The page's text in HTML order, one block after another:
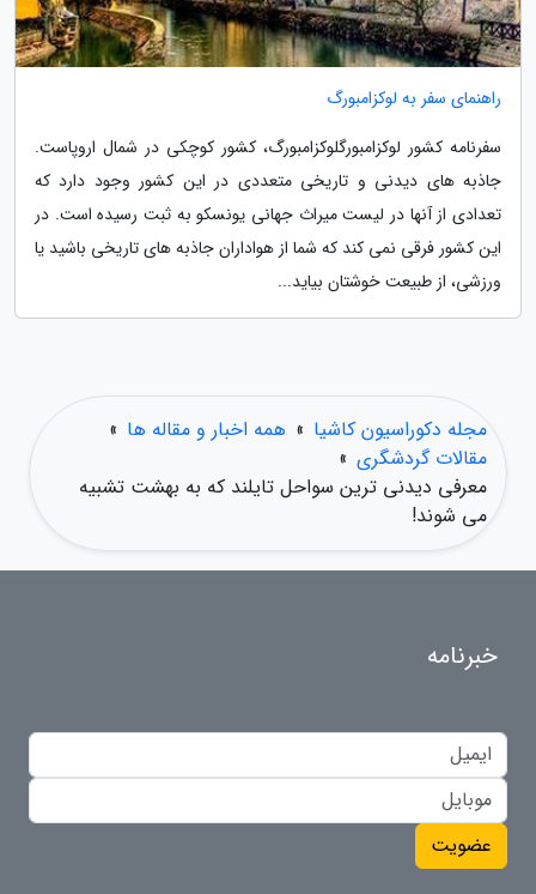
راهنمای سفر به لوکزامبورگ
سفرنامه کشور لوکزامبورگلوکزامبورگ، کشور کوچکی در شمال اروپاست.
جاذبه های دیدنی و تاریخی متعددی در این کشور وجود دارد که
تعدادی از آنها در لیست میراث جهانی یونسکو به ثبت رسیده است. در
این کشور فرقی نمی کند که شما از هواداران جاذبه های تاریخی باشید یا
ورزشی، از طبیعت خوشتان بیاید...
مجله دکوراسیون کاشیا » همه اخبار و مقاله ها »
مقالات گردشگری »
معرفی دیدنی ترین سواحل تایلند که به بهشت تشبیه
می شوند!
خبرنامه
عضویت